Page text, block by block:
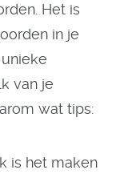
Het is
in je
van je
wat tips:
is het maken